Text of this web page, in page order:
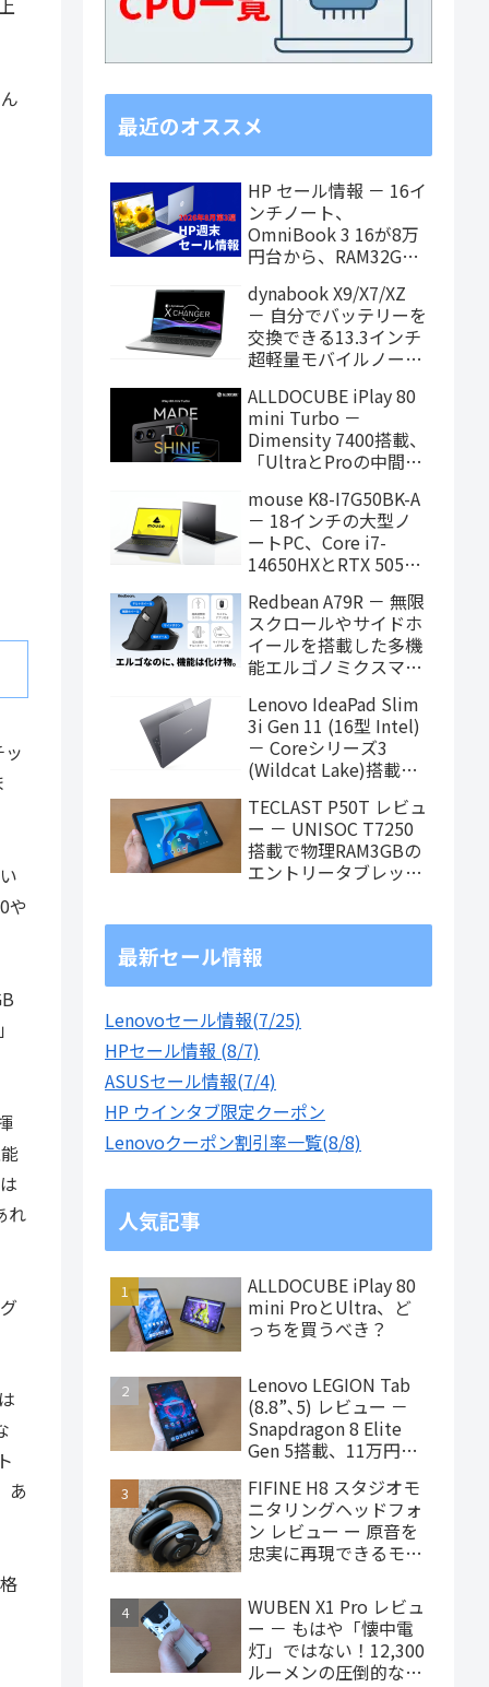
や
れ
あ
最近のオススメ
HP セール情報 － 16イ
ンチノート、
OmniBook 3 16が8万
円台から、RAM32GB
価格に！
dynabook X9/X7/XZ
－ 自分でバッテリーを
交換できる13.3インチ
超軽量モバイルノート
に！
ALLDOCUBE iPlay 80
mini Turbo －
Dimensity 7400搭載、
「UltraとProの中間ス
タブレット、発売記念
価格は29,999円！
mouse K8-I7G50BK-A
－ 18インチの大型ノ
ートPC、Core i7-
14650HXとRTX 5050
エイティブも快適にこ
なせます
Redbean A79R － 無限
スクロールやサイドホ
イールを搭載した多機
能エルゴノミクスマウ
ィング中
Lenovo IdeaPad Slim
3i Gen 11 (16型 Intel)
－ Coreシリーズ3
(Wildcat Lake)搭載の
ノート
TECLAST P50T レビュ
ー － UNISOC T7250
搭載で物理RAM3GBの
エントリータブレッ
最新セール情報
Lenovoセール情報(7/25)
HPセール情報 (8/7)
ASUSセール情報(7/4)
HP ウインタブ限定クーポン
Lenovoクーポン割引率一覧(8/8)
人気記事
ALLDOCUBE iPlay 80
mini ProとUltra、ど
っちを買うべき？
Lenovo LEGION Tab
(8.8”､5) レビュー －
Snapdragon 8 Elite
Gen 5搭載、11万円台
ゲーミングタブレット
FIFINE H8 スタジオモ
ニタリングヘッドフォ
ン レビュー ー 原音を
忠実に再現できるモニ
4,000円台で購入でき
ます
WUBEN X1 Pro レビュ
ー － もはや「懐中電
灯」ではない！12,300
ルーメンの圧倒的な輝